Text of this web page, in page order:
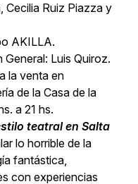
Cecilia Ruiz Piazza y
AKILLA.
Luis Quiroz.
la venta en
de la Casa de la
a 21 hs.
teatral en Salta
lo horrible de la
fantástica,
con experiencias